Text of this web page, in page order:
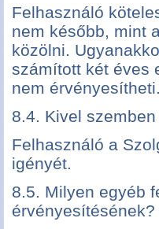
Felhasználó
nem később, mint
közölni.
számított két éves
nem
8.4. Kivel
Felhasználó a
igényét.
8.5. Milyen egyéb
érvényesítésének?